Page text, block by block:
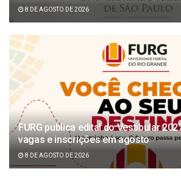
8 DE AGOSTO DE 2026
FURG publica edital do Vestibular
vagas e inscrições em agosto
8 DE AGOSTO DE 2026